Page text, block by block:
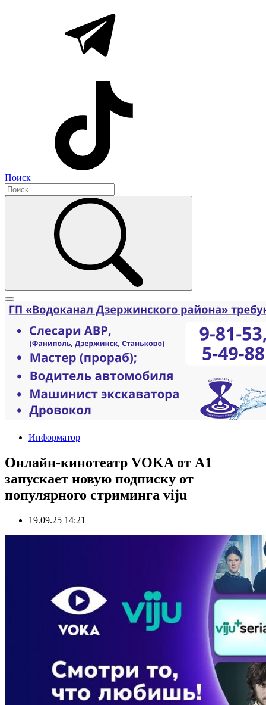
Поиск
Информатор
Онлайн-кинотеатр VOKA от А1
запускает новую подписку от
популярного стриминга viju
19.09.25 14:21